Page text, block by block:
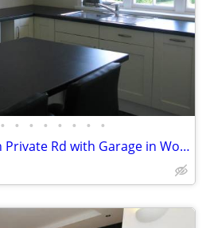
• • • • • • • •
Executive STUDIO Flat in Private Rd with Garage in Woking, Surrey